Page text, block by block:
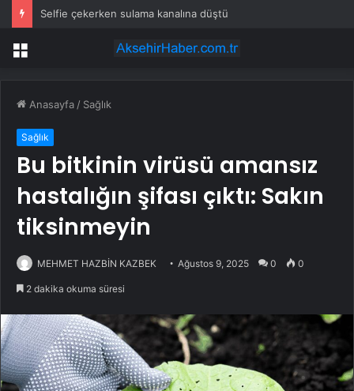
Selfie çekerken sulama kanalına düştü
Menü
Anasayfa / Sağlık
Sağlık
Bu bitkinin virüsü amansız
hastalığın şifası çıktı: Sakın
tiksinmeyin
MEHMET HAZBİN KAZBEK Ağustos 9, 2025 0 0
2 dakika okuma süresi